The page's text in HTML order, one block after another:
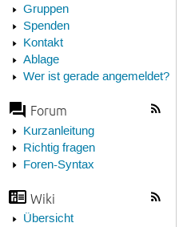
Gruppen
Spenden
Kontakt
Ablage
Wer ist gerade angemeldet?
Forum
Kurzanleitung
Richtig fragen
Foren-Syntax
Wiki
Übersicht